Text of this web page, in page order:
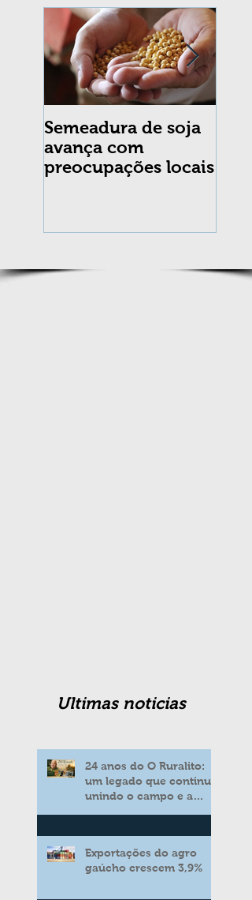
Semeadura de soja
avança com
preocupações locais
Ultimas noticias
24 anos do O Ruralito:
um legado que continua
unindo o campo e a
Exportações do agro
gaúcho crescem 3,9%